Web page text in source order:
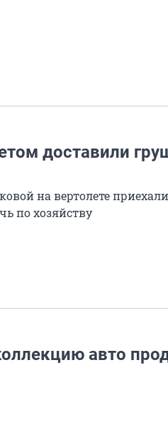
доставили
на вертолете приехали
по хозяйству
авто